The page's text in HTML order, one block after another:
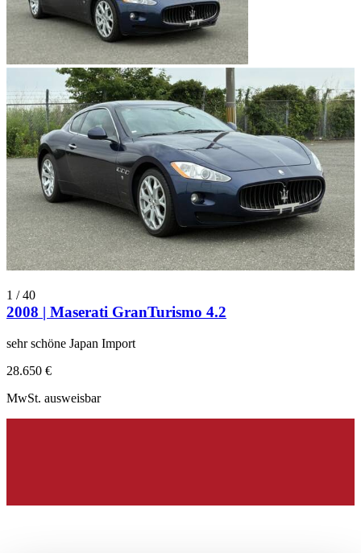
1 /40
2008 | Maserati GranTurismo 4.2
sehr schöne Japan Import
28.650 €
MwSt. ausweisbar